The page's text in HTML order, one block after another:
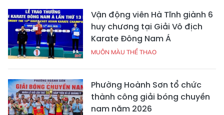
Vận động viên Hà Tĩnh giành 6
huy chương tại Giải Vô địch
Karate Đông Nam Á
MUÔN MÀU THỂ THAO
Phường Hoành Sơn tổ chức
thành công giải bóng chuyền
nam năm 2026